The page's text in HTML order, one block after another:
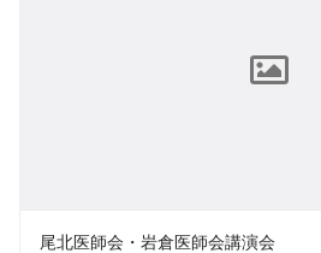
尾北医師会・岩倉医師会講演会